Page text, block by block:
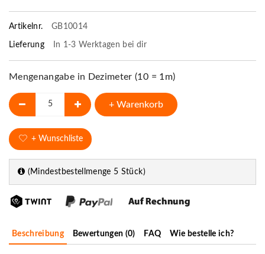
Artikelnr. GB10014
Lieferung In 1-3 Werktagen bei dir
Mengenangabe in Dezimeter (10 = 1m)
+ Warenkorb
+ Wunschliste
(Mindestbestellmenge 5 Stück)
Beschreibung Bewertungen (0) FAQ Wie bestelle ich?